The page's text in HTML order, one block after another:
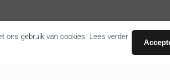
ons gebruik van cookies. Lees verder
Volg ons nieuws via email